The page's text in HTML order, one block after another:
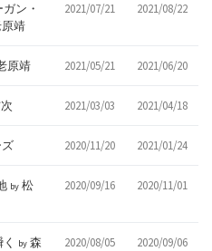
ン・
靖
2021/07/21 2021/08/22
原靖 2021/05/21 2021/06/20
2021/03/03 2021/04/18
2020/11/20 2021/01/24
by 松
2020/09/16 2020/11/01
by 森
2020/08/05 2020/09/06